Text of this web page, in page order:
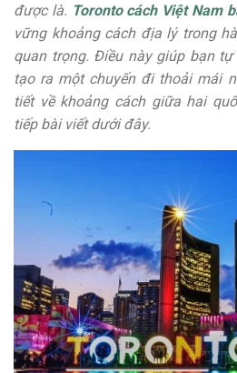
được là. Toronto cách Việt Nam
vững khoảng cách địa lý trong
quan trọng. Điều này giúp bạn
tạo ra một chuyến đi thoải mái
tiết về khoảng cách giữa hai
tiếp bài viết dưới đây.